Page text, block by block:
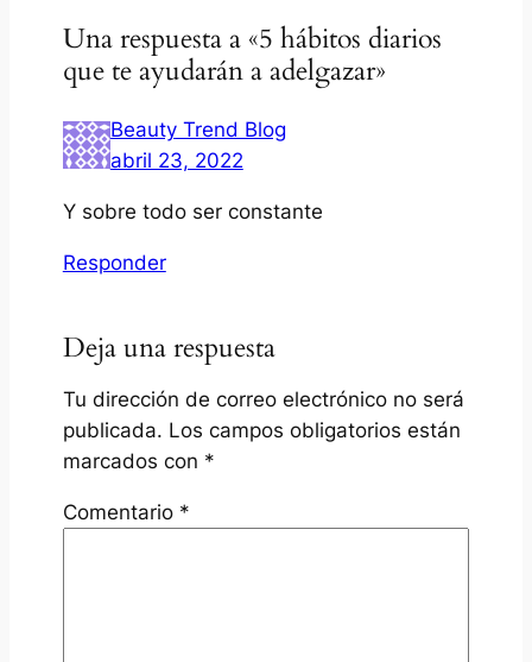
Una respuesta a «5 hábitos diarios
que te ayudarán a adelgazar»
Beauty Trend Blog
abril 23, 2022
Y sobre todo ser constante
Responder
Deja una respuesta
Tu dirección de correo electrónico no será
publicada. Los campos obligatorios están
marcados con *
Comentario *